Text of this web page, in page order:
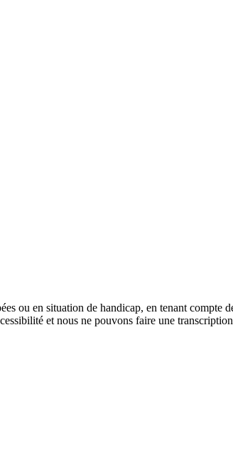
ou en situation de handicap, en tenant compte
et nous ne pouvons faire une